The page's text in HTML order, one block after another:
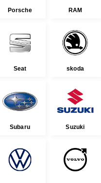
Porsche RAM
Seat skoda
Subaru Suzuki